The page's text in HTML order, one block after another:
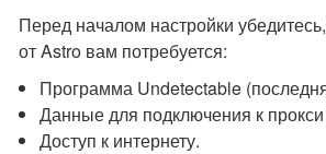
Перед началом настройки
от Astro вам потребуется:
Программа Undetectable
Данные для подключения к
Доступ к интернету.